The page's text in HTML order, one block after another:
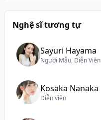
Nghệ sĩ tương tự
Sayuri Hayama
Người Mẫu, Diễn Viên
Kosaka Nanaka
Diễn viên